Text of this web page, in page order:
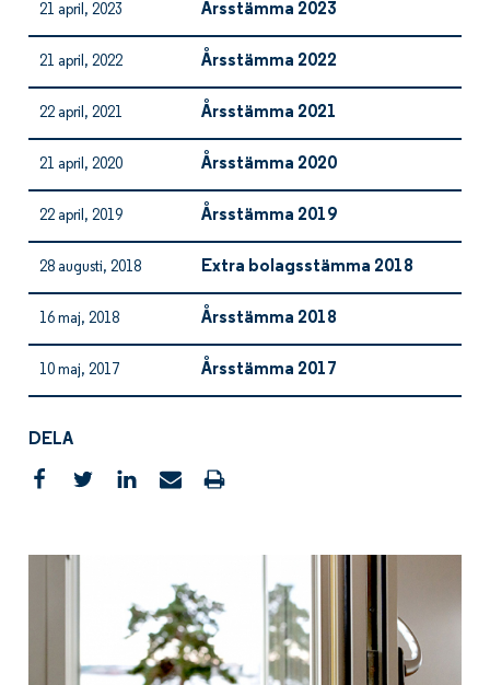
21 april, 2023 Årsstämma 2023
21 april, 2022 Årsstämma 2022
22 april, 2021 Årsstämma 2021
21 april, 2020 Årsstämma 2020
22 april, 2019 Årsstämma 2019
28 augusti, 2018 Extra bolagsstämma 2018
16 maj, 2018 Årsstämma 2018
10 maj, 2017 Årsstämma 2017
DELA